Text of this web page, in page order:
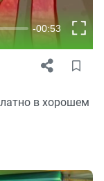
в хорошем